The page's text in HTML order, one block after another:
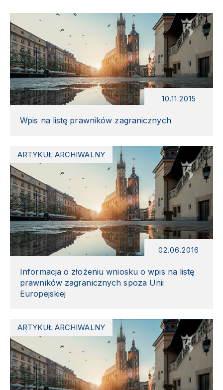
10.11.2015
Wpis na listę prawników zagranicznych
ARTYKUŁ ARCHIWALNY
02.06.2016
Informacja o złożeniu wniosku o wpis na listę
prawników zagranicznych spoza Unii
Europejskiej
ARTYKUŁ ARCHIWALNY